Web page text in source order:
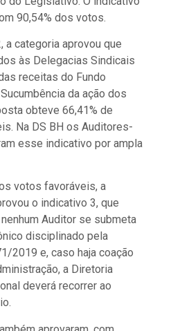
90,54% dos votos.
a categoria aprovou que
às Delegacias Sindicais
receitas do Fundo
da ação dos
obteve 66,41% de
Na DS BH os Auditores-
esse indicativo por ampla
votos favoráveis, a
o indicativo 3, que
Auditor se submeta
disciplinado pela
2019 e, caso haja coação
a Diretoria
deverá recorrer ao